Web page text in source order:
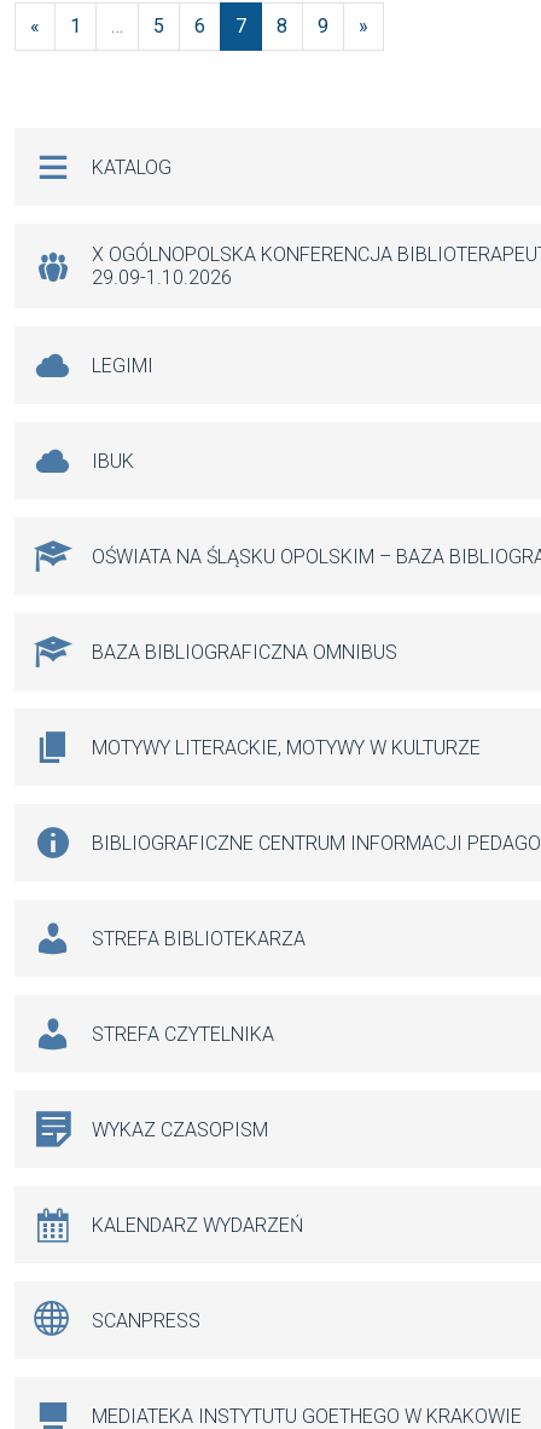
Nawigacja po wpisach
« 1 … 5 6 7 8 9 »
KATALOG
X OGÓLNOPOLSKA KONFERENCJA
29.09-1.10.2026
LEGIMI
IBUK
OŚWIATA NA ŚLĄSKU OPOLSKIM – BAZA
BAZA BIBLIOGRAFICZNA OMNIBUS
MOTYWY LITERACKIE, MOTYWY W KULTURZE
BIBLIOGRAFICZNE CENTRUM INFORMACJI
STREFA BIBLIOTEKARZA
STREFA CZYTELNIKA
WYKAZ CZASOPISM
KALENDARZ WYDARZEŃ
SCANPRESS
MEDIATEKA INSTYTUTU GOETHEGO W KRAKOWIE